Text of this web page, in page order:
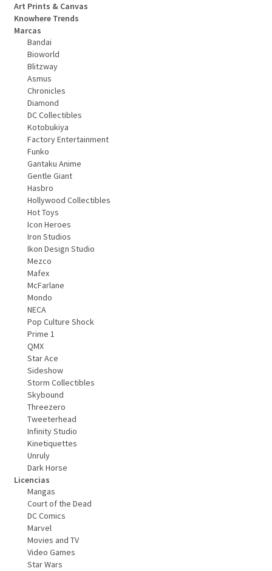
Art Prints & Canvas
Knowhere Trends
Marcas
Bandai
Bioworld
Blitzway
Asmus
Chronicles
Diamond
DC Collectibles
Kotobukiya
Factory Entertainment
Funko
Gantaku Anime
Gentle Giant
Hasbro
Hollywood Collectibles
Hot Toys
Icon Heroes
Iron Studios
Ikon Design Studio
Mezco
Mafex
McFarlane
Mondo
NECA
Pop Culture Shock
Prime 1
QMX
Star Ace
Sideshow
Storm Collectibles
Skybound
Threezero
Tweeterhead
Infinity Studio
Kinetiquettes
Unruly
Dark Horse
Licencias
Mangas
Court of the Dead
DC Comics
Marvel
Movies and TV
Video Games
Star Wars